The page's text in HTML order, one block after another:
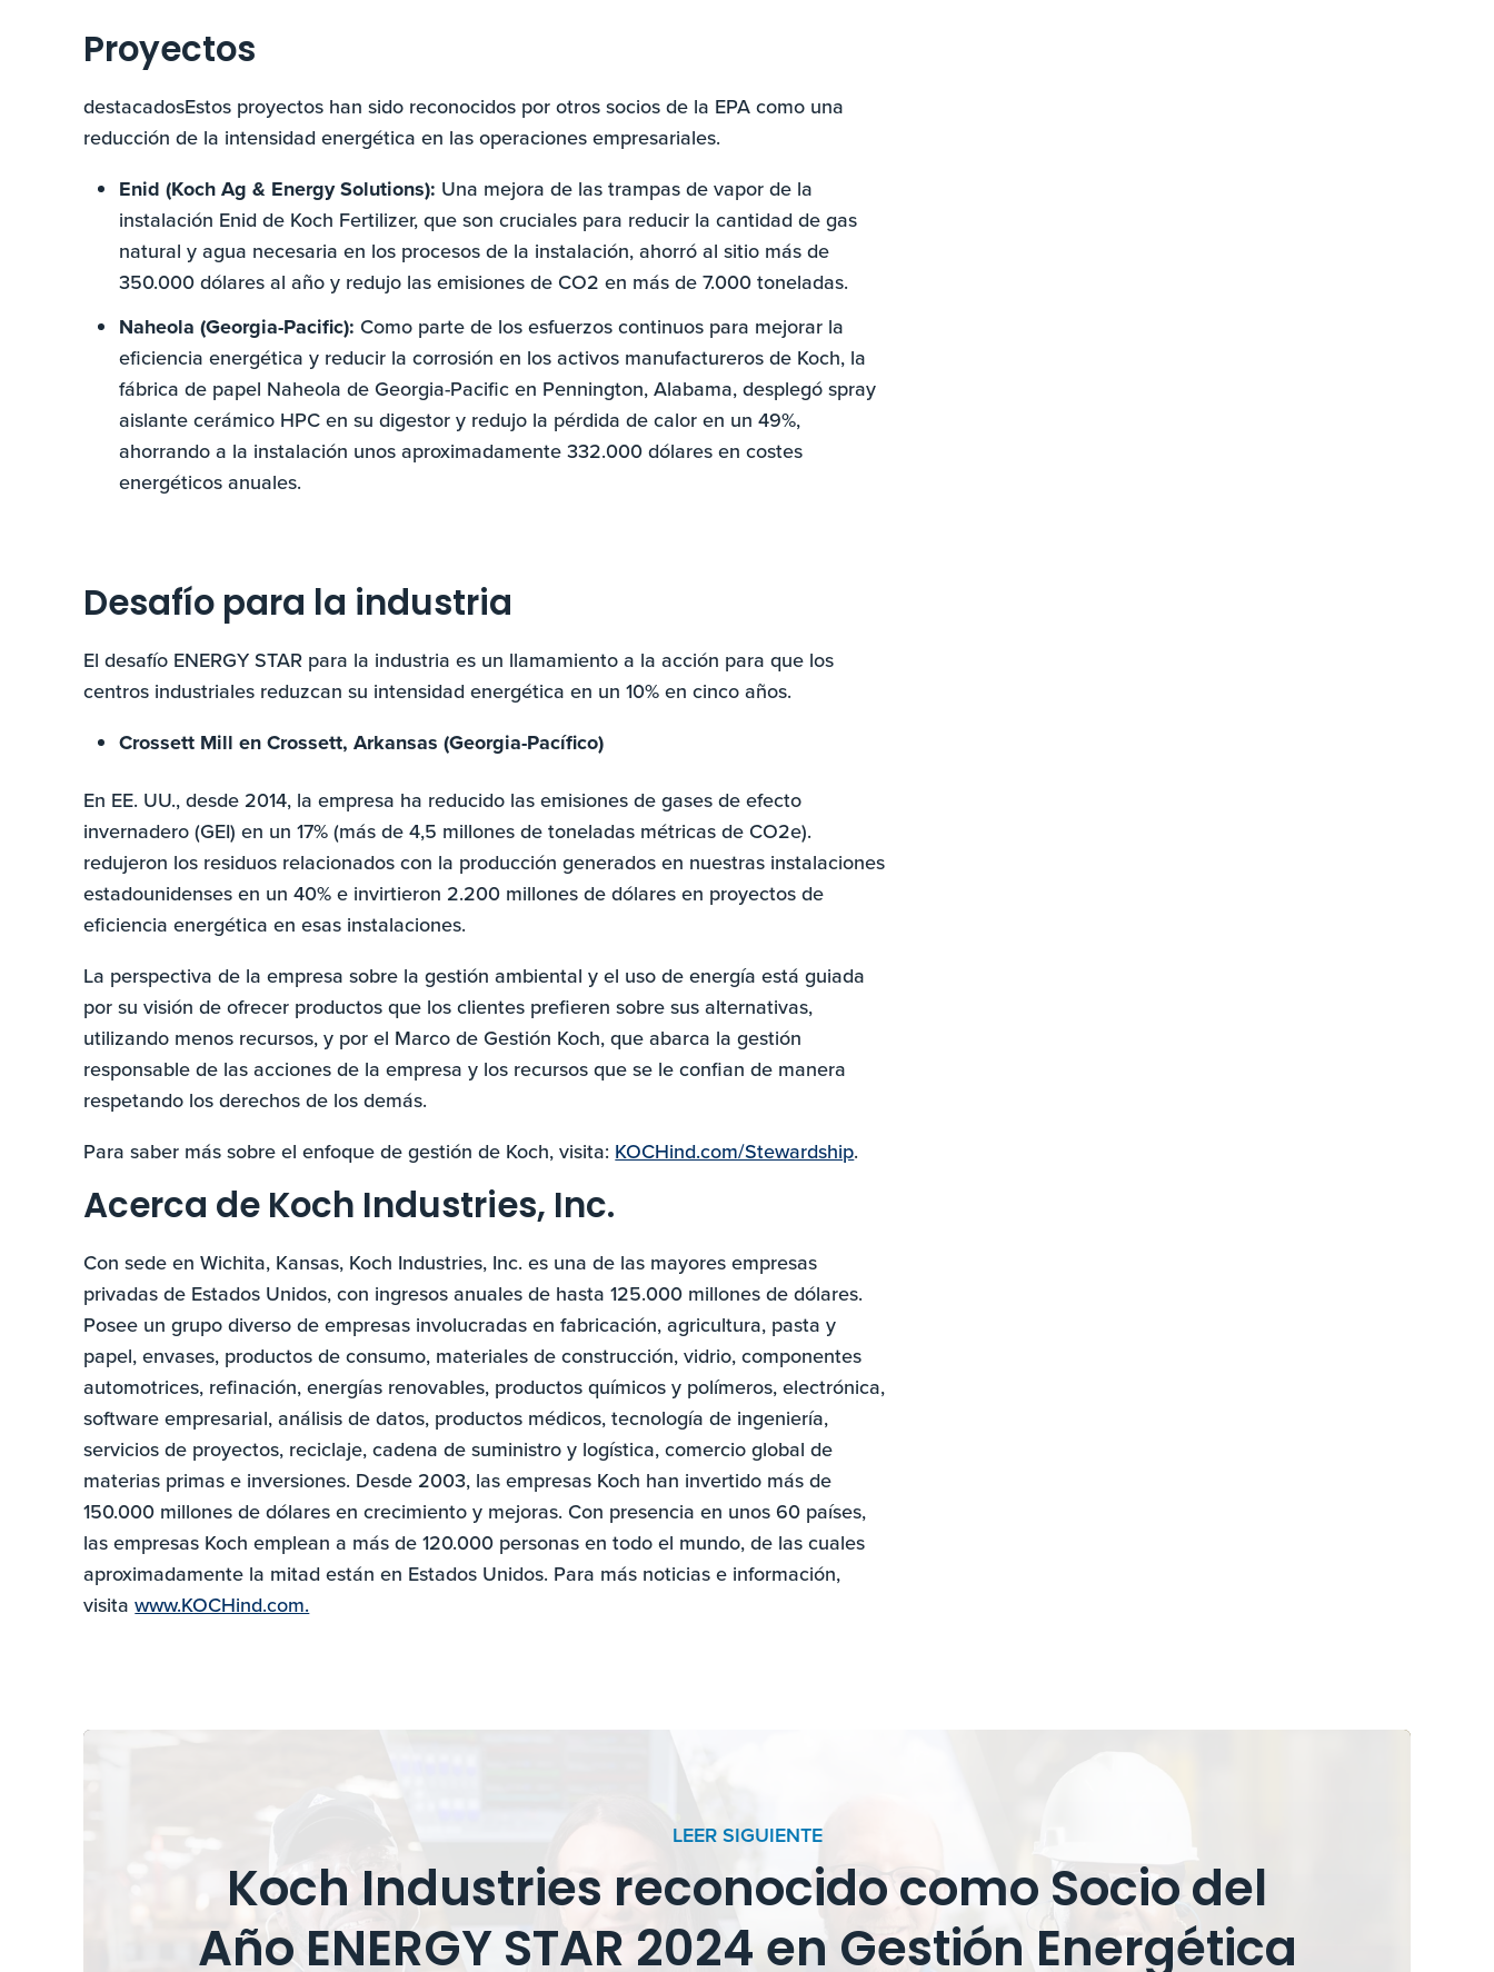
Proyectos
destacadosEstos proyectos han sido reconocidos por otros socios de la EPA como una
reducción de la intensidad energética en las operaciones empresariales.
Enid (Koch Ag & Energy Solutions): Una mejora de las trampas de vapor de la
instalación Enid de Koch Fertilizer, que son cruciales para reducir la cantidad de gas
natural y agua necesaria en los procesos de la instalación, ahorró al sitio más de
350.000 dólares al año y redujo las emisiones de CO2 en más de 7.000 toneladas.
Naheola (Georgia-Pacific): Como parte de los esfuerzos continuos para mejorar la
eficiencia energética y reducir la corrosión en los activos manufactureros de Koch, la
fábrica de papel Naheola de Georgia-Pacific en Pennington, Alabama, desplegó spray
aislante cerámico HPC en su digestor y redujo la pérdida de calor en un 49%,
ahorrando a la instalación unos aproximadamente 332.000 dólares en costes
energéticos anuales.
Desafío para la industria
El desafío ENERGY STAR para la industria es un llamamiento a la acción para que los
centros industriales reduzcan su intensidad energética en un 10% en cinco años.
Crossett Mill en Crossett, Arkansas (Georgia-Pacífico)
En EE. UU., desde 2014, la empresa ha reducido las emisiones de gases de efecto
invernadero (GEI) en un 17% (más de 4,5 millones de toneladas métricas de CO2e).
redujeron los residuos relacionados con la producción generados en nuestras instalaciones
estadounidenses en un 40% e invirtieron 2.200 millones de dólares en proyectos de
eficiencia energética en esas instalaciones.
La perspectiva de la empresa sobre la gestión ambiental y el uso de energía está guiada
por su visión de ofrecer productos que los clientes prefieren sobre sus alternativas,
utilizando menos recursos, y por el Marco de Gestión Koch, que abarca la gestión
responsable de las acciones de la empresa y los recursos que se le confian de manera
respetando los derechos de los demás.
Para saber más sobre el enfoque de gestión de Koch, visita: KOCHind.com/Stewardship.
Acerca de Koch Industries, Inc.
Con sede en Wichita, Kansas, Koch Industries, Inc. es una de las mayores empresas
privadas de Estados Unidos, con ingresos anuales de hasta 125.000 millones de dólares.
Posee un grupo diverso de empresas involucradas en fabricación, agricultura, pasta y
papel, envases, productos de consumo, materiales de construcción, vidrio, componentes
automotrices, refinación, energías renovables, productos químicos y polímeros, electrónica,
software empresarial, análisis de datos, productos médicos, tecnología de ingeniería,
servicios de proyectos, reciclaje, cadena de suministro y logística, comercio global de
materias primas e inversiones. Desde 2003, las empresas Koch han invertido más de
150.000 millones de dólares en crecimiento y mejoras. Con presencia en unos 60 países,
las empresas Koch emplean a más de 120.000 personas en todo el mundo, de las cuales
aproximadamente la mitad están en Estados Unidos. Para más noticias e información,
visita www.KOCHind.com.
LEER SIGUIENTE
Koch Industries reconocido como Socio del
Año ENERGY STAR 2024 en Gestión Energética